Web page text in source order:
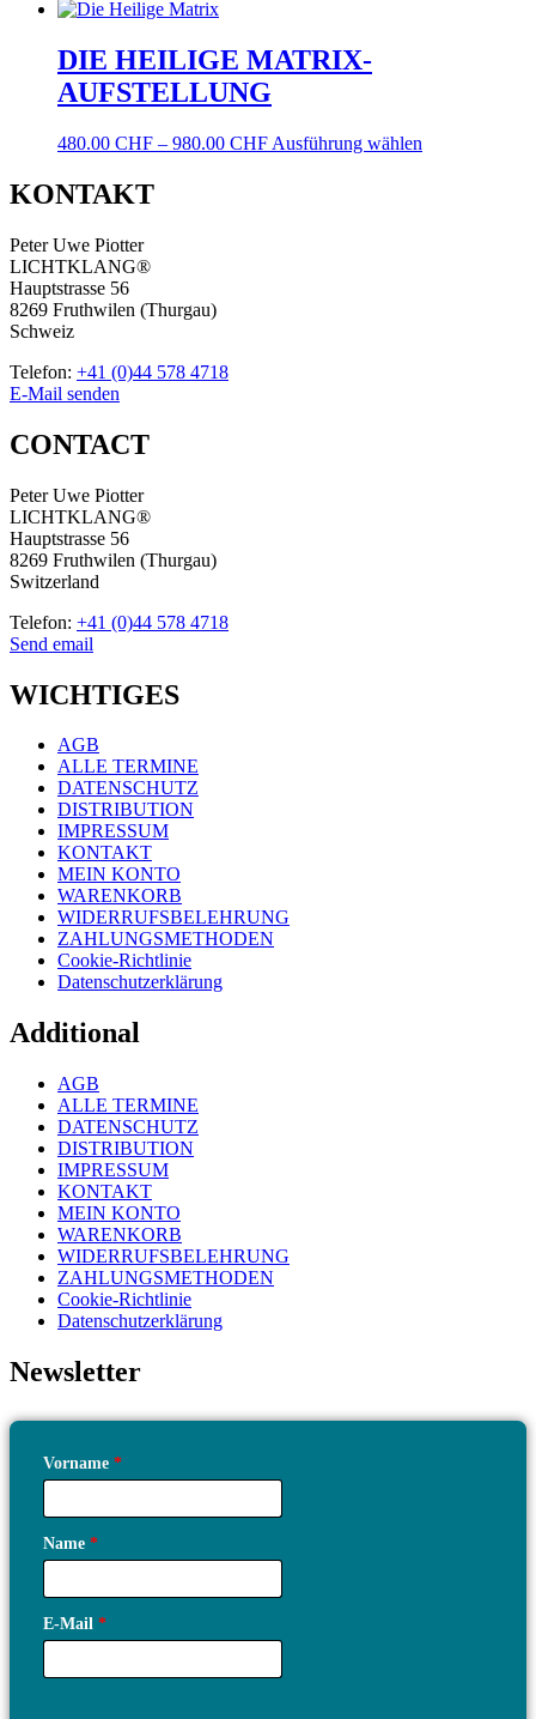
DIE HEILIGE MATRIX-
AUFSTELLUNG
480.00 CHF – 980.00 CHF Ausführung wählen
KONTAKT
Peter Uwe Piotter
LICHTKLANG®
Hauptstrasse 56
8269 Fruthwilen (Thurgau)
Schweiz
Telefon: +41 (0)44 578 4718
E-Mail senden
CONTACT
Peter Uwe Piotter
LICHTKLANG®
Hauptstrasse 56
8269 Fruthwilen (Thurgau)
Switzerland
Telefon: +41 (0)44 578 4718
Send email
WICHTIGES
AGB
ALLE TERMINE
DATENSCHUTZ
DISTRIBUTION
IMPRESSUM
KONTAKT
MEIN KONTO
WARENKORB
WIDERRUFSBELEHRUNG
ZAHLUNGSMETHODEN
Cookie-Richtlinie
Datenschutzerklärung
Additional
AGB
ALLE TERMINE
DATENSCHUTZ
DISTRIBUTION
IMPRESSUM
KONTAKT
MEIN KONTO
WARENKORB
WIDERRUFSBELEHRUNG
ZAHLUNGSMETHODEN
Cookie-Richtlinie
Datenschutzerklärung
Newsletter
Vorname *
Name *
E-Mail *